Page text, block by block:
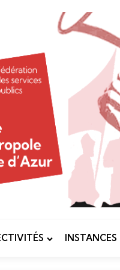
INSTANCES